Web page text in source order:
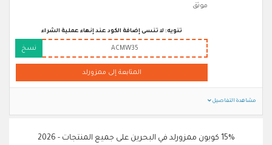
موثق
تنويه: لا تنسى إضافة الكود عند إنهاء عملية الشراء
ACMW35 نسخ
المتابعة إلى ممزورلد
مشاهدة التفاصيل
15% كوبون ممزورلد في البحرين على جميع المنتجات - 2026